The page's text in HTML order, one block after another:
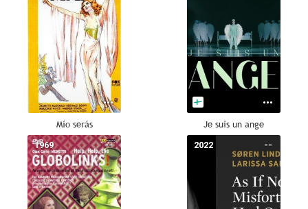
Mío serás Je suis un ange
--
1969 --
2022